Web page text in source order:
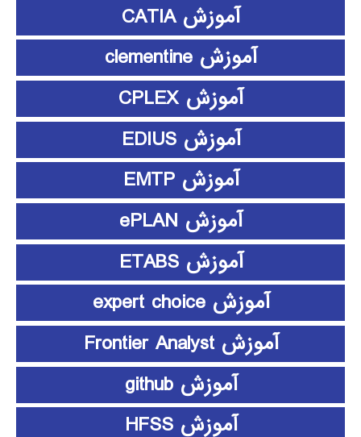
آموزش CATIA
آموزش clementine
آموزش CPLEX
آموزش EDIUS
آموزش EMTP
آموزش ePLAN
آموزش ETABS
آموزش expert choice
آموزش Frontier Analyst
آموزش github
آموزش HFSS